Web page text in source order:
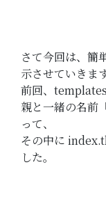
さて今回は、簡
示させていきます
前回、
親と一緒の名前
って、
その中に
した。